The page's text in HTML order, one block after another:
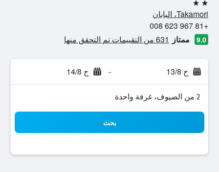
2 نجمتين
Takamori، اليابان
+81 967 623 008
9.0 ممتاز 631 من التقييمات تم التحقق منها
خ 13/8 - ج 14/8
2 من الضيوف، غرفة واحدة
بحث